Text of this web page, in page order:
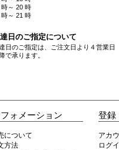
時～ 20 時
時～ 21 時
日のご指定について
日のご指定は、ご注文日より４営業日
で承ります。
ォメーション
について
方法
登録
アカ
ログ